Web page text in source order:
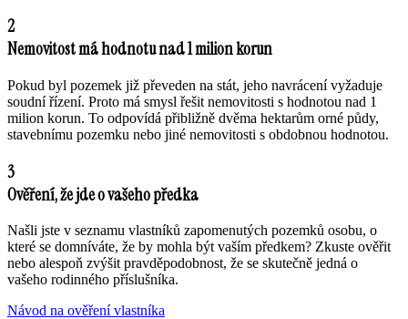
2
Nemovitost má hodnotu nad 1 milion korun
Pokud byl pozemek již převeden na stát, jeho navrácení vyžaduje
soudní řízení. Proto má smysl řešit nemovitosti s hodnotou nad 1
milion korun. To odpovídá přibližně dvěma hektarům orné půdy,
stavebnímu pozemku nebo jiné nemovitosti s obdobnou hodnotou.
3
Ověření, že jde o vašeho předka
Našli jste v seznamu vlastníků zapomenutých pozemků osobu, o
které se domníváte, že by mohla být vaším předkem? Zkuste ověřit
nebo alespoň zvýšit pravděpodobnost, že se skutečně jedná o
vašeho rodinného příslušníka.
Návod na ověření vlastníka